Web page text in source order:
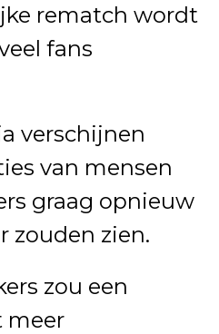
rematch wordt
fans
verschijnen
van mensen
graag opnieuw
zouden zien.
zou een
meer